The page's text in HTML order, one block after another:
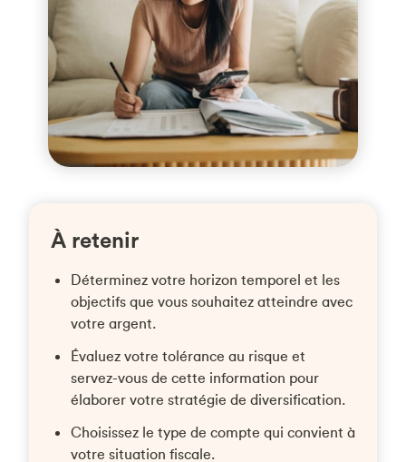
À retenir
Déterminez votre horizon temporel et les
objectifs que vous souhaitez atteindre avec
votre argent.
Évaluez votre tolérance au risque et
servez-vous de cette information pour
élaborer votre stratégie de diversification.
Choisissez le type de compte qui convient à
votre situation fiscale.